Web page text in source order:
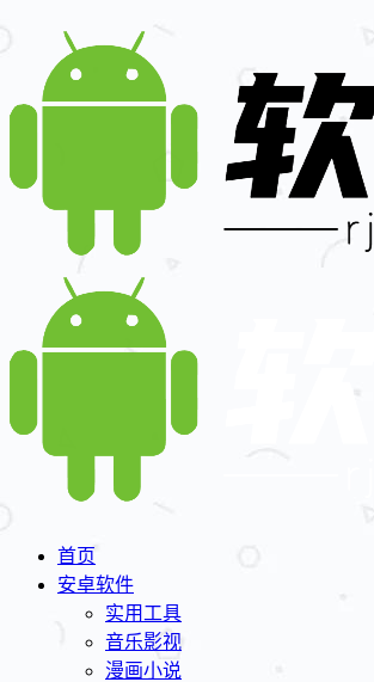
首页
安卓软件
实用工具
音乐影视
漫画小说